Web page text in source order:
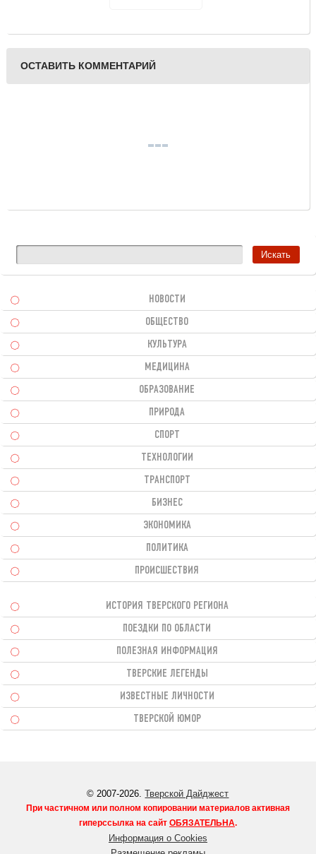
ОСТАВИТЬ КОММЕНТАРИЙ
НОВОСТИ
ОБЩЕСТВО
КУЛЬТУРА
МЕДИЦИНА
ОБРАЗОВАНИЕ
ПРИРОДА
СПОРТ
ТЕХНОЛОГИИ
ТРАНСПОРТ
БИЗНЕС
ЭКОНОМИКА
ПОЛИТИКА
ПРОИСШЕСТВИЯ
ИСТОРИЯ ТВЕРСКОГО РЕГИОНА
ПОЕЗДКИ ПО ОБЛАСТИ
ПОЛЕЗНАЯ ИНФОРМАЦИЯ
ТВЕРСКИЕ ЛЕГЕНДЫ
ИЗВЕСТНЫЕ ЛИЧНОСТИ
ТВЕРСКОЙ ЮМОР
© 2007-2026.Тверской Дайджест
При частичном или полном копировании материалов активная
гиперссылка на сайт ОБЯЗАТЕЛЬНА.
Информация о Cookies